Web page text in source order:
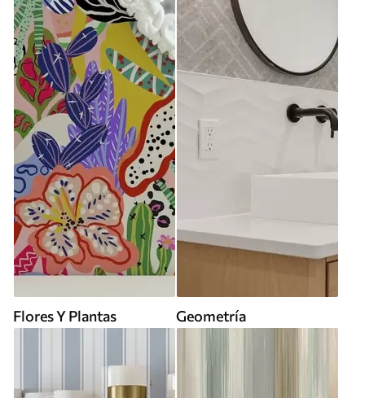
Flores Y Plantas Geometría